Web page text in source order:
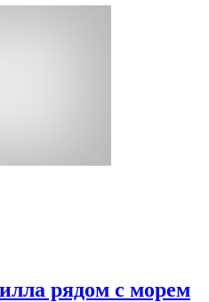
рядом с морем